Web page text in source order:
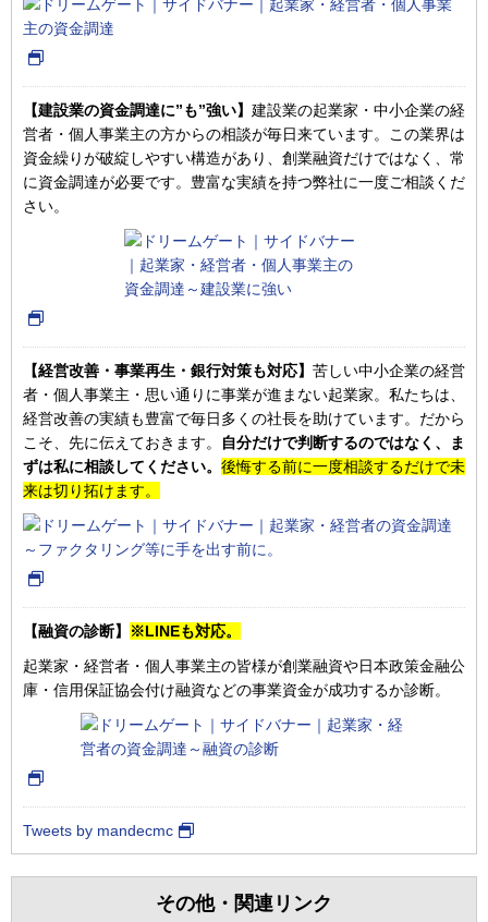
【建設業の資金調達に”も”強い】 建設業の起業家・中小企業の経
営者・個人事業主の方からの相談が毎日来ています。この業界は
資金繰りが破綻しやすい構造があり、創業融資だけではなく、常
に資金調達が必要です。豊富な実績を持つ弊社に一度ご相談くだ
さい。
【経営改善・事業再生・銀行対策も対応】 苦しい中小企業の経営
者・個人事業主・思い通りに事業が進まない起業家。私たちは、
経営改善の実績も豊富で毎日多くの社長を助けています。だから
こそ、先に伝えておきます。
自分だけで判断するのではなく、ま
ずは私に相談してください。 後悔する前に一度相談するだけで未
来は切り拓けます。
【融資の診断】
※LINEも対応。
起業家・経営者・個人事業主の皆様が創業融資や日本政策金融公
庫・信用保証協会付け融資などの事業資金が成功するか診断。
Tweets by mandecmc
その他・関連リンク